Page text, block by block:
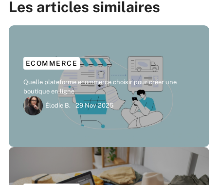
Les articles similaires
ECOMMERCE
Quelle plateforme ecommerce choisir pour créer une
boutique en ligne
Élodie B.
29 Nov 2025